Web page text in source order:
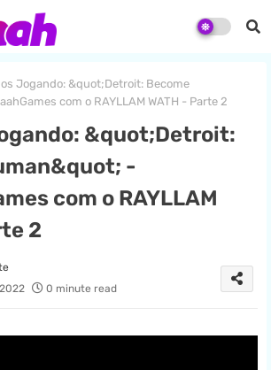
Jogando: &quot;Detroit: Become
com o RAYLLAM WATH - Parte 2
&quot;Detroit:
-
com o RAYLLAM
2
0 minute read